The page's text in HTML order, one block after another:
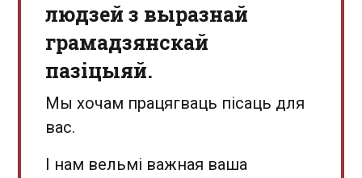
людзей з выразнай
грамадзянскай
пазіцыяй.
Мы хочам працягваць пісаць для
вас.
І нам вельмі важная ваша